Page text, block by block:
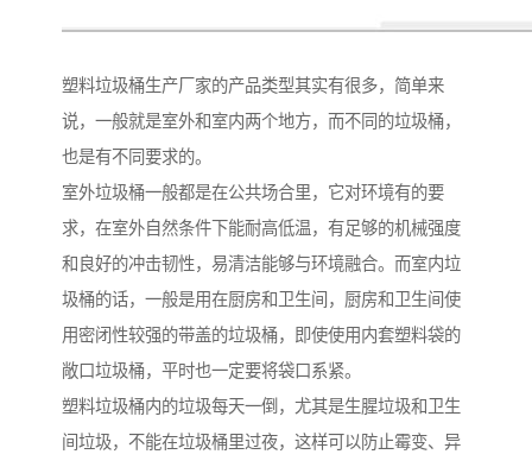
塑料垃圾桶生产厂家的产品类型其实有很多，简单来
说，一般就是室外和室内两个地方，而不同的垃圾桶，
也是有不同要求的。
室外垃圾桶一般都是在公共场合里，它对环境有的要
求，在室外自然条件下能耐高低温，有足够的机械强度
和良好的冲击韧性，易清洁能够与环境融合。而室内垃
圾桶的话，一般是用在厨房和卫生间，厨房和卫生间使
用密闭性较强的带盖的垃圾桶，即使使用内套塑料袋的
敞口垃圾桶，平时也一定要将袋口系紧。
塑料垃圾桶内的垃圾每天一倒，尤其是生腥垃圾和卫生
间垃圾，不能在垃圾桶里过夜，这样可以防止霉变、异